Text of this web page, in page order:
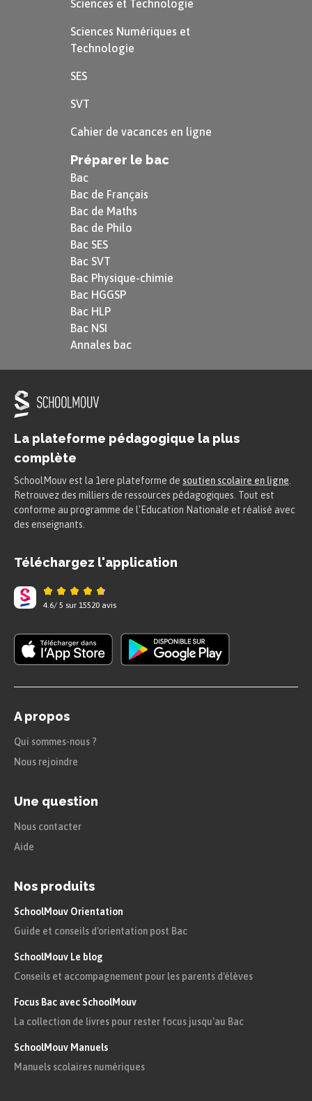
Sciences et Technologie
Sciences Numériques et
Technologie
SES
SVT
Cahier de vacances en ligne
Préparer le bac
Bac
Bac de Français
Bac de Maths
Bac de Philo
Bac SES
Bac SVT
Bac Physique-chimie
Bac HGGSP
Bac HLP
Bac NSI
Annales bac
La plateforme pédagogique la plus
complète
SchoolMouv est la 1ere plateforme de soutien scolaire en ligne
Retrouvez des milliers de ressources pédagogiques. Tout est
conforme au programme de l'Education Nationale et réalisé avec
des enseignants.
Téléchargez l'application
4.6/ 5 sur 15520 avis
A propos
Qui sommes-nous ?
Nous rejoindre
Une question
Nous contacter
Aide
Nos produits
SchoolMouv Orientation
Guide et conseils d'orientation post Bac
SchoolMouv Le blog
Conseils et accompagnement pour les parents d'élèves
Focus Bac avec SchoolMouv
La collection de livres pour rester focus jusqu'au Bac
SchoolMouv Manuels
Manuels scolaires numériques